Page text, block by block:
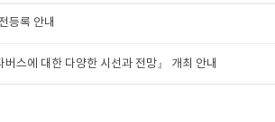
등록 안내
스에 대한 다양한 시선과 전망』 개최 안내